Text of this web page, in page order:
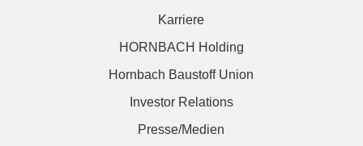
Karriere
HORNBACH Holding
Hornbach Baustoff Union
Investor Relations
Presse/Medien